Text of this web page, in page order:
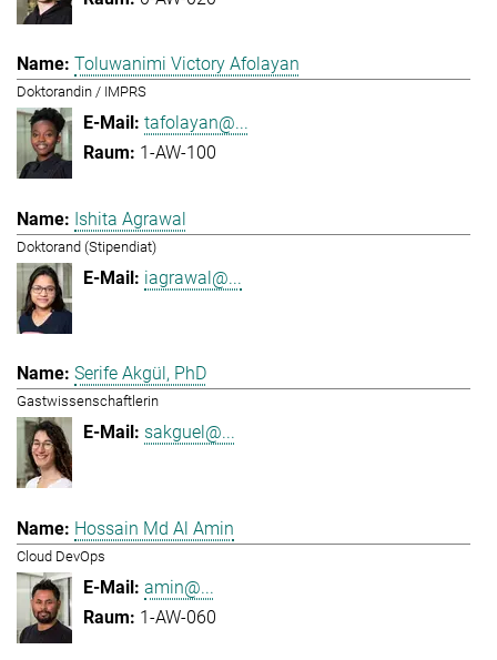
Toluwanimi Victory Afolayan
Doktorandin / IMPRS
tafolayan@...
1-AW-100
Ishita Agrawal
Doktorand (Stipendiat)
iagrawal@...
Serife Akgül, PhD
Gastwissenschaftlerin
sakguel@...
Hossain Md Al Amin
Cloud DevOps
amin@...
1-AW-060